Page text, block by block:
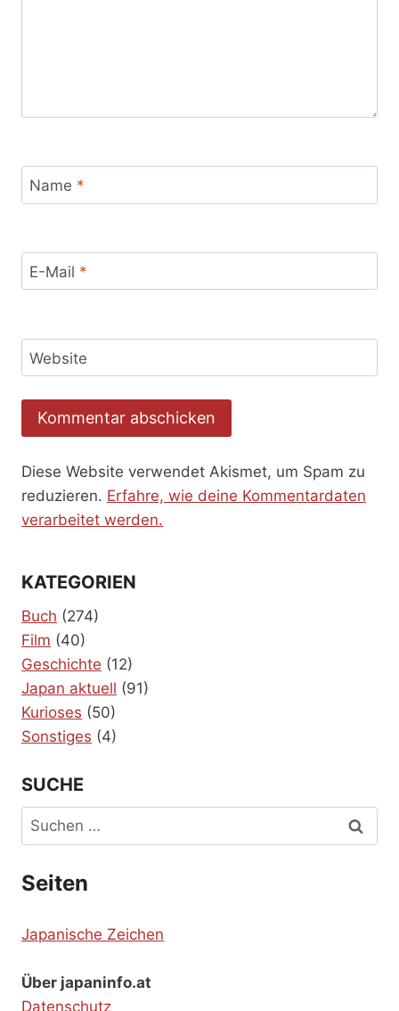
Name *
E-Mail *
Website
Diese Website verwendet Akismet, um Spam zu
reduzieren. Erfahre, wie deine Kommentardaten
verarbeitet werden.
KATEGORIEN
Buch (274)
Film (40)
Geschichte (12)
Japan aktuell (91)
Kurioses (50)
Sonstiges (4)
SUCHE
Suchen
nach:
Seiten
Japanische Zeichen
Über japaninfo.at
Datenschutz